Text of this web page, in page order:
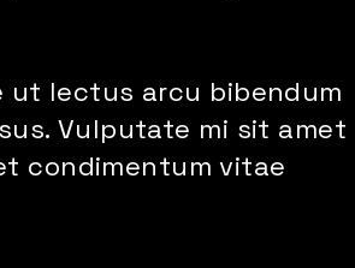
ut lectus arcu bibendum
Vulputate mi sit amet
condimentum vitae